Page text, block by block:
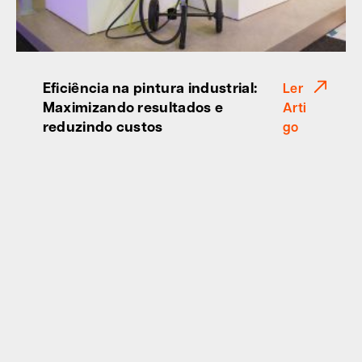
Eficiência na pintura industrial:
Maximizando resultados e
reduzindo custos
Ler
Arti
go